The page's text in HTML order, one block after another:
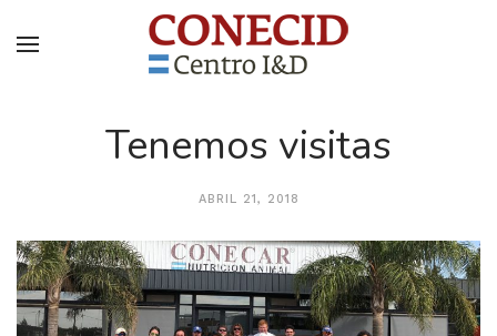
Tenemos visitas
ABRIL 21, 2018